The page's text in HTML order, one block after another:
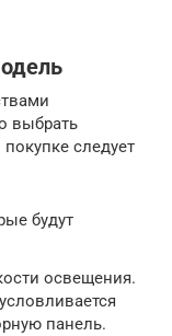
выбрать
следует
будут
освещения.
панель.